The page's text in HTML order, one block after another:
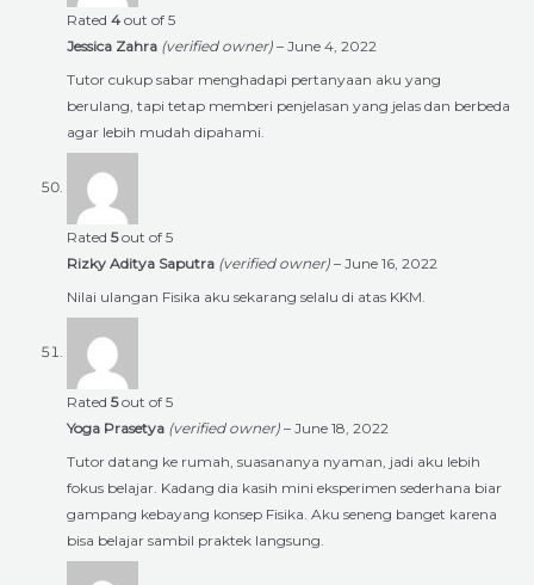
Rated 4 out of 5
Jessica Zahra (verified owner) – June 4, 2022
Tutor cukup sabar menghadapi pertanyaan aku yang
berulang, tapi tetap memberi penjelasan yang jelas dan berbeda
agar lebih mudah dipahami.
Rated 5out of 5
Rizky Aditya Saputra (verified owner) – June 16, 2022
Nilai ulangan Fisika aku sekarang selalu di atas KKM.
Rated 5out of 5
Yoga Prasetya (verified owner) – June 18, 2022
Tutor datang ke rumah, suasananya nyaman, jadi aku lebih
fokus belajar. Kadang dia kasih mini eksperimen sederhana biar
gampang kebayang konsep Fisika. Aku seneng banget karena
bisa belajar sambil praktek langsung.